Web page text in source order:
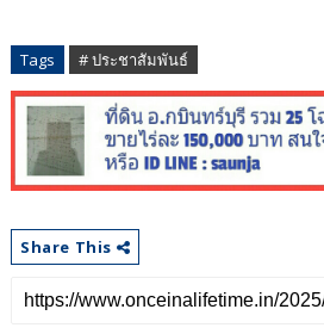
Tags # ประชาสัมพันธ์
Share This